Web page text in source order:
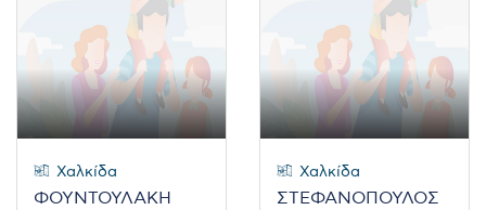
Χαλκίδα
ΦΟΥΝΤΟΥΛΑΚΗ
Χαλκίδα
ΣΤΕΦΑΝΟΠΟΥΛΟΣ